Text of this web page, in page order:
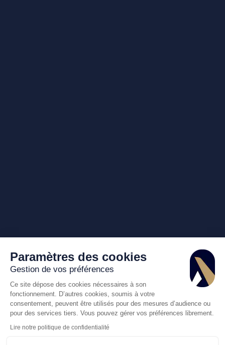
Paramètres des cookies
Gestion de vos préférences
Ce site dépose des cookies nécessaires à son
fonctionnement. D’autres cookies, soumis à votre
consentement, peuvent être utilisés pour des mesures d’audience ou
pour des services tiers. Vous pouvez gérer vos préférences librement.
Lire notre politique de confidentialité